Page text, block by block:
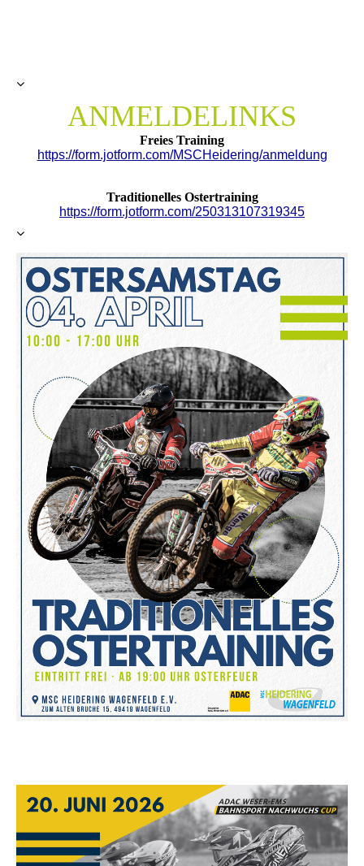
ANMELDELINKS
Freies Training
https://form.jotform.com/MSCHeidering/anmeldung
Traditionelles Ostertraining
https://form.jotform.com/250313107319345